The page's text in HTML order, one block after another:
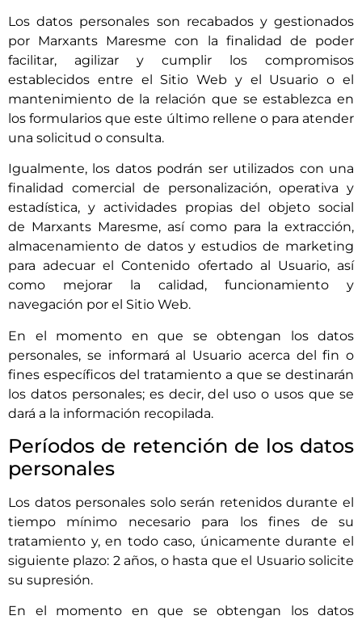
Los datos personales son recabados y gestionados
por Marxants Maresme con la finalidad de poder
facilitar, agilizar y cumplir los compromisos
establecidos entre el Sitio Web y el Usuario o el
mantenimiento de la relación que se establezca en
los formularios que este último rellene o para atender
una solicitud o consulta.
Igualmente, los datos podrán ser utilizados con una
finalidad comercial de personalización, operativa y
estadística, y actividades propias del objeto social
de Marxants Maresme, así como para la extracción,
almacenamiento de datos y estudios de marketing
para adecuar el Contenido ofertado al Usuario, así
como mejorar la calidad, funcionamiento y
navegación por el Sitio Web.
En el momento en que se obtengan los datos
personales, se informará al Usuario acerca del fin o
fines específicos del tratamiento a que se destinarán
los datos personales; es decir, del uso o usos que se
dará a la información recopilada.
Períodos de retención de los datos
personales
Los datos personales solo serán retenidos durante el
tiempo mínimo necesario para los fines de su
tratamiento y, en todo caso, únicamente durante el
siguiente plazo: 2 años, o hasta que el Usuario solicite
su supresión.
En el momento en que se obtengan los datos